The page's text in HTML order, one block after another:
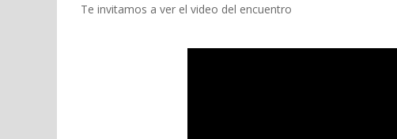
Te invitamos a ver el video del encuentro